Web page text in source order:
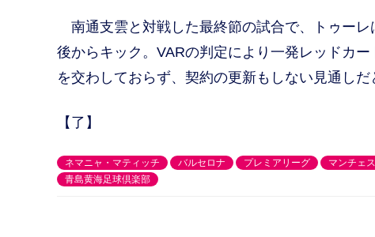
南通支雲と対戦した最終節の試合で、トゥー
後からキック。VARの判定により一発レッドカ
を交わしておらず、契約の更新もしない見通しだ
【了】
ネマニャ・マティッチ バルセロナ プレミアリーグ マンチェ
青島黄海足球倶楽部